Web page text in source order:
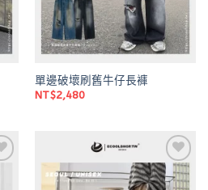
單邊破壞刷舊牛仔長褲
NT$2,480
Add to
wishlist